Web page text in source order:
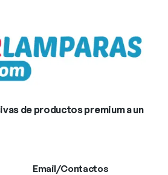
de productos premium a un
Email/Contactos